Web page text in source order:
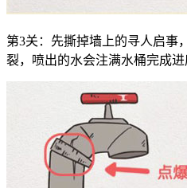
第3关：先撕掉墙上的寻人启事
裂，喷出的水会注满水桶完成进